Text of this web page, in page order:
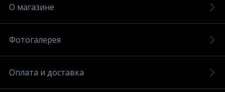
О магазине
Фотогалерея
Оплата и доставка